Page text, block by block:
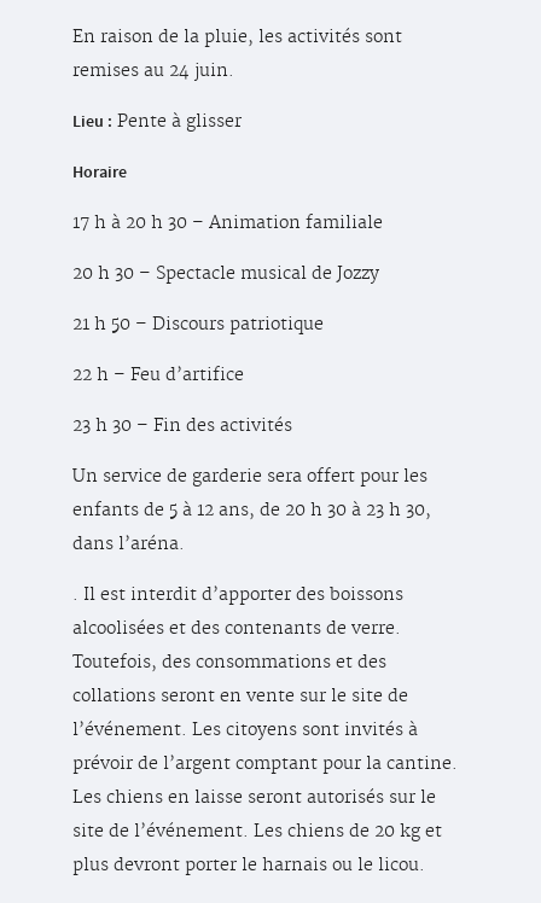
En raison de la pluie, les activités sont
remises au 24 juin.
Lieu : Pente à glisser
Horaire
17 h à 20 h 30 – Animation familiale
20 h 30 – Spectacle musical de Jozzy
21 h 50 – Discours patriotique
22 h – Feu d’artifice
23 h 30 – Fin des activités
Un service de garderie sera offert pour les
enfants de 5 à 12 ans, de 20 h 30 à 23 h 30,
dans l’aréna.
. Il est interdit d’apporter des boissons
alcoolisées et des contenants de verre.
Toutefois, des consommations et des
collations seront en vente sur le site de
l’événement. Les citoyens sont invités à
prévoir de l’argent comptant pour la cantine.
Les chiens en laisse seront autorisés sur le
site de l’événement. Les chiens de 20 kg et
plus devront porter le harnais ou le licou.